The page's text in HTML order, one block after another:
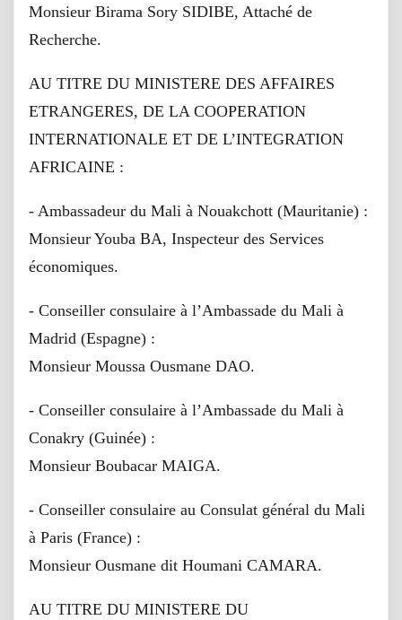
Monsieur Birama Sory SIDIBE, Attaché de
Recherche.
AU TITRE DU MINISTERE DES AFFAIRES
ETRANGERES, DE LA COOPERATION
INTERNATIONALE ET DE L’INTEGRATION
AFRICAINE :
- Ambassadeur du Mali à Nouakchott (Mauritanie) :
Monsieur Youba BA, Inspecteur des Services
économiques.
- Conseiller consulaire à l’Ambassade du Mali à
Madrid (Espagne) :
Monsieur Moussa Ousmane DAO.
- Conseiller consulaire à l’Ambassade du Mali à
Conakry (Guinée) :
Monsieur Boubacar MAIGA.
- Conseiller consulaire au Consulat général du Mali
à Paris (France) :
Monsieur Ousmane dit Houmani CAMARA.
AU TITRE DU MINISTERE DU